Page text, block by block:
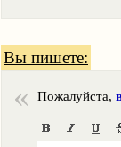
Вы пишете:
Пожалуйста,